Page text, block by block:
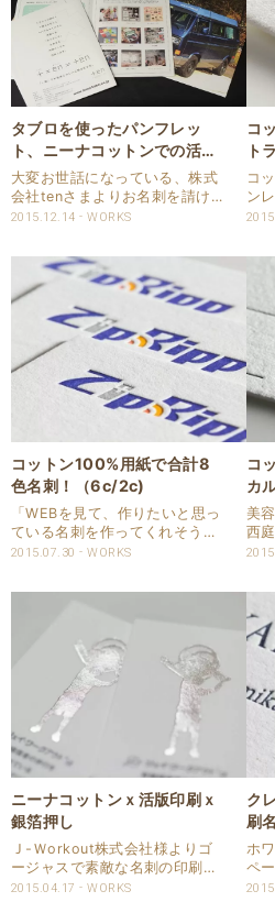
タブロを使ったパンフレッ
ト、ニーナコットンでの活版
名刺、
大変お世話になっている、株式
会社tenさまよりお名刺を請け
賜りました。 社名変更に伴いお
も色々素敵なクライアント様の
お名刺をニーナコットンを中心
に使用した、品のある名刺や商
品を印刷させて頂い..
2015.12.14 WORKS
コ
ト
コ
ン
の
ン
コ
の
ン
コットン100%用紙で合計8
色名刺！（6c/2c)
「WEBを見て、作りたいと思っ
ている名刺を作ってくれそうな
ので」 とお問合せを頂きまし
お打合わせをさせて頂いた後、
当が本当に合うのか..
2015.07.30 WORKS
コ
カ
美
西
『
文
っ
紙
ニーナコットンｘ活版印刷ｘ
銀箔押し
Ｊ-Ｗorkout株式会社様よりゴ
ージャスで素敵な名刺の印刷を
賜りました。 活版での両面印刷
2015.04.17 WORKS
ク
刷
ホ
ペ
ー